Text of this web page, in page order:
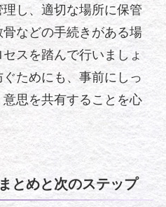
し、適切な場所に保管
などの手続きがある場
スを踏んで行いましょ
ためにも、事前にしっ
思を共有することを心
とめと次のステップ